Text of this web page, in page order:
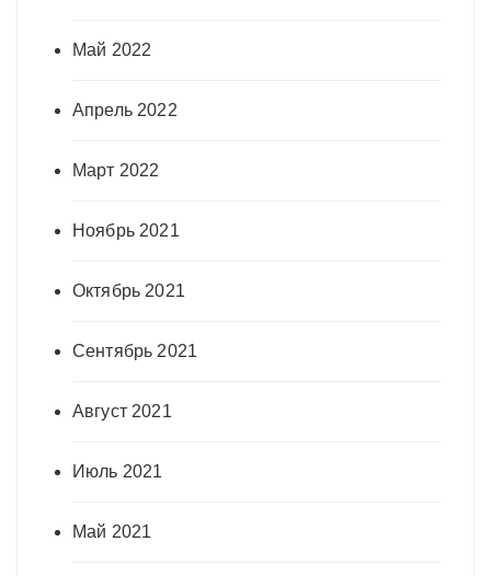
Май 2022
Апрель 2022
Март 2022
Ноябрь 2021
Октябрь 2021
Сентябрь 2021
Август 2021
Июль 2021
Май 2021